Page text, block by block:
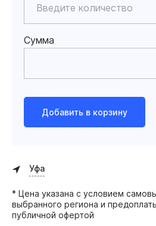
Сумма
Добавить в корзину
Уфа
* Цена указана с условием
выбранного региона и
публичной офертой